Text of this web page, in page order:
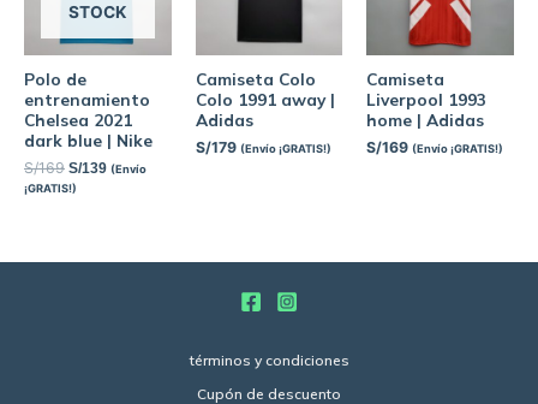
STOCK
Polo de
entrenamiento
Chelsea 2021
dark blue | Nike
S/169 S/139 (Envío
¡GRATIS!)
Camiseta Colo
Colo 1991 away |
Adidas
S/179 (Envío ¡GRATIS!)
Camiseta
Liverpool 1993
home | Adidas
S/169 (Envío ¡GRATIS!)
términos y condiciones
Cupón de descuento